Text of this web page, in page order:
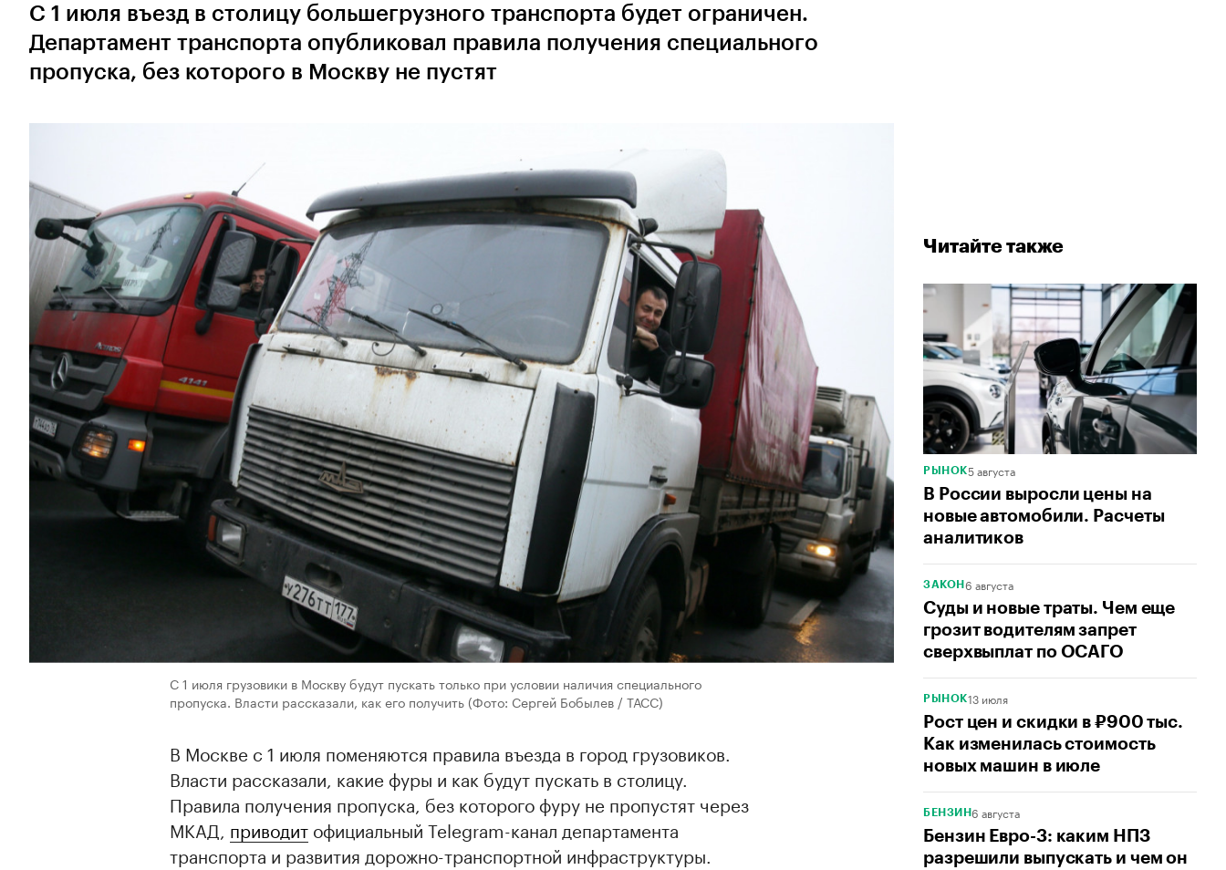
Читайте также
РЫНОК5 августа
В России выросли цены на
новые автомобили. Расчеты
аналитиков
ЗАКОН 6 августа
Суды и новые траты. Чем еще
грозит водителям запрет
сверхвыплат по ОСАГО
РЫНОК13 июля
Рост цен и скидки в ₽900 тыс.
Как изменилась стоимость
новых машин в июле
БЕНЗИН6 августа
Бензин Евро-3: каким НПЗ
разрешили выпускать и чем он
С 1 июля въезд в столицу большегрузного транспорта будет ограничен.
Департамент транспорта опубликовал правила получения специального
пропуска, без которого в Москву не пустят
С 1 июля грузовики в Москву будут пускать только при условии наличия специального
пропуска. Власти рассказали, как его получить(Фото: Сергей Бобылев / ТАСС)
В Москве с 1 июля поменяются правила въезда в город грузовиков.
Власти рассказали, какие фуры и как будут пускать в столицу.
Правила получения пропуска, без которого фуру не пропустят через
МКАД, приводит официальный Telegram-канал департамента
транспорта и развития дорожно-транспортной инфраструктуры.